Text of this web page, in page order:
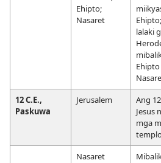
Ehipto;
Nasaret
lalaki
12 C.E.,
Paskuwa
Jerusalem
Ang
Jesus
mga
Nasaret